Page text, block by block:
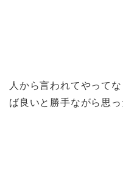
人から言われてやって
ば良いと勝手ながら思